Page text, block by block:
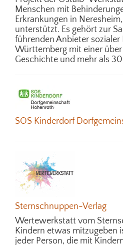
Menschen mit
Erkrankungen in
unterstützt. Es gehört zur
führenden Anbieter
Württemberg mit einer
Geschichte und mehr als
SOS Kinderdorf
Sternschnuppen-Verlag
Wertewerkstatt vom
Kindern etwas mitzugeben
jeder Person, die mit